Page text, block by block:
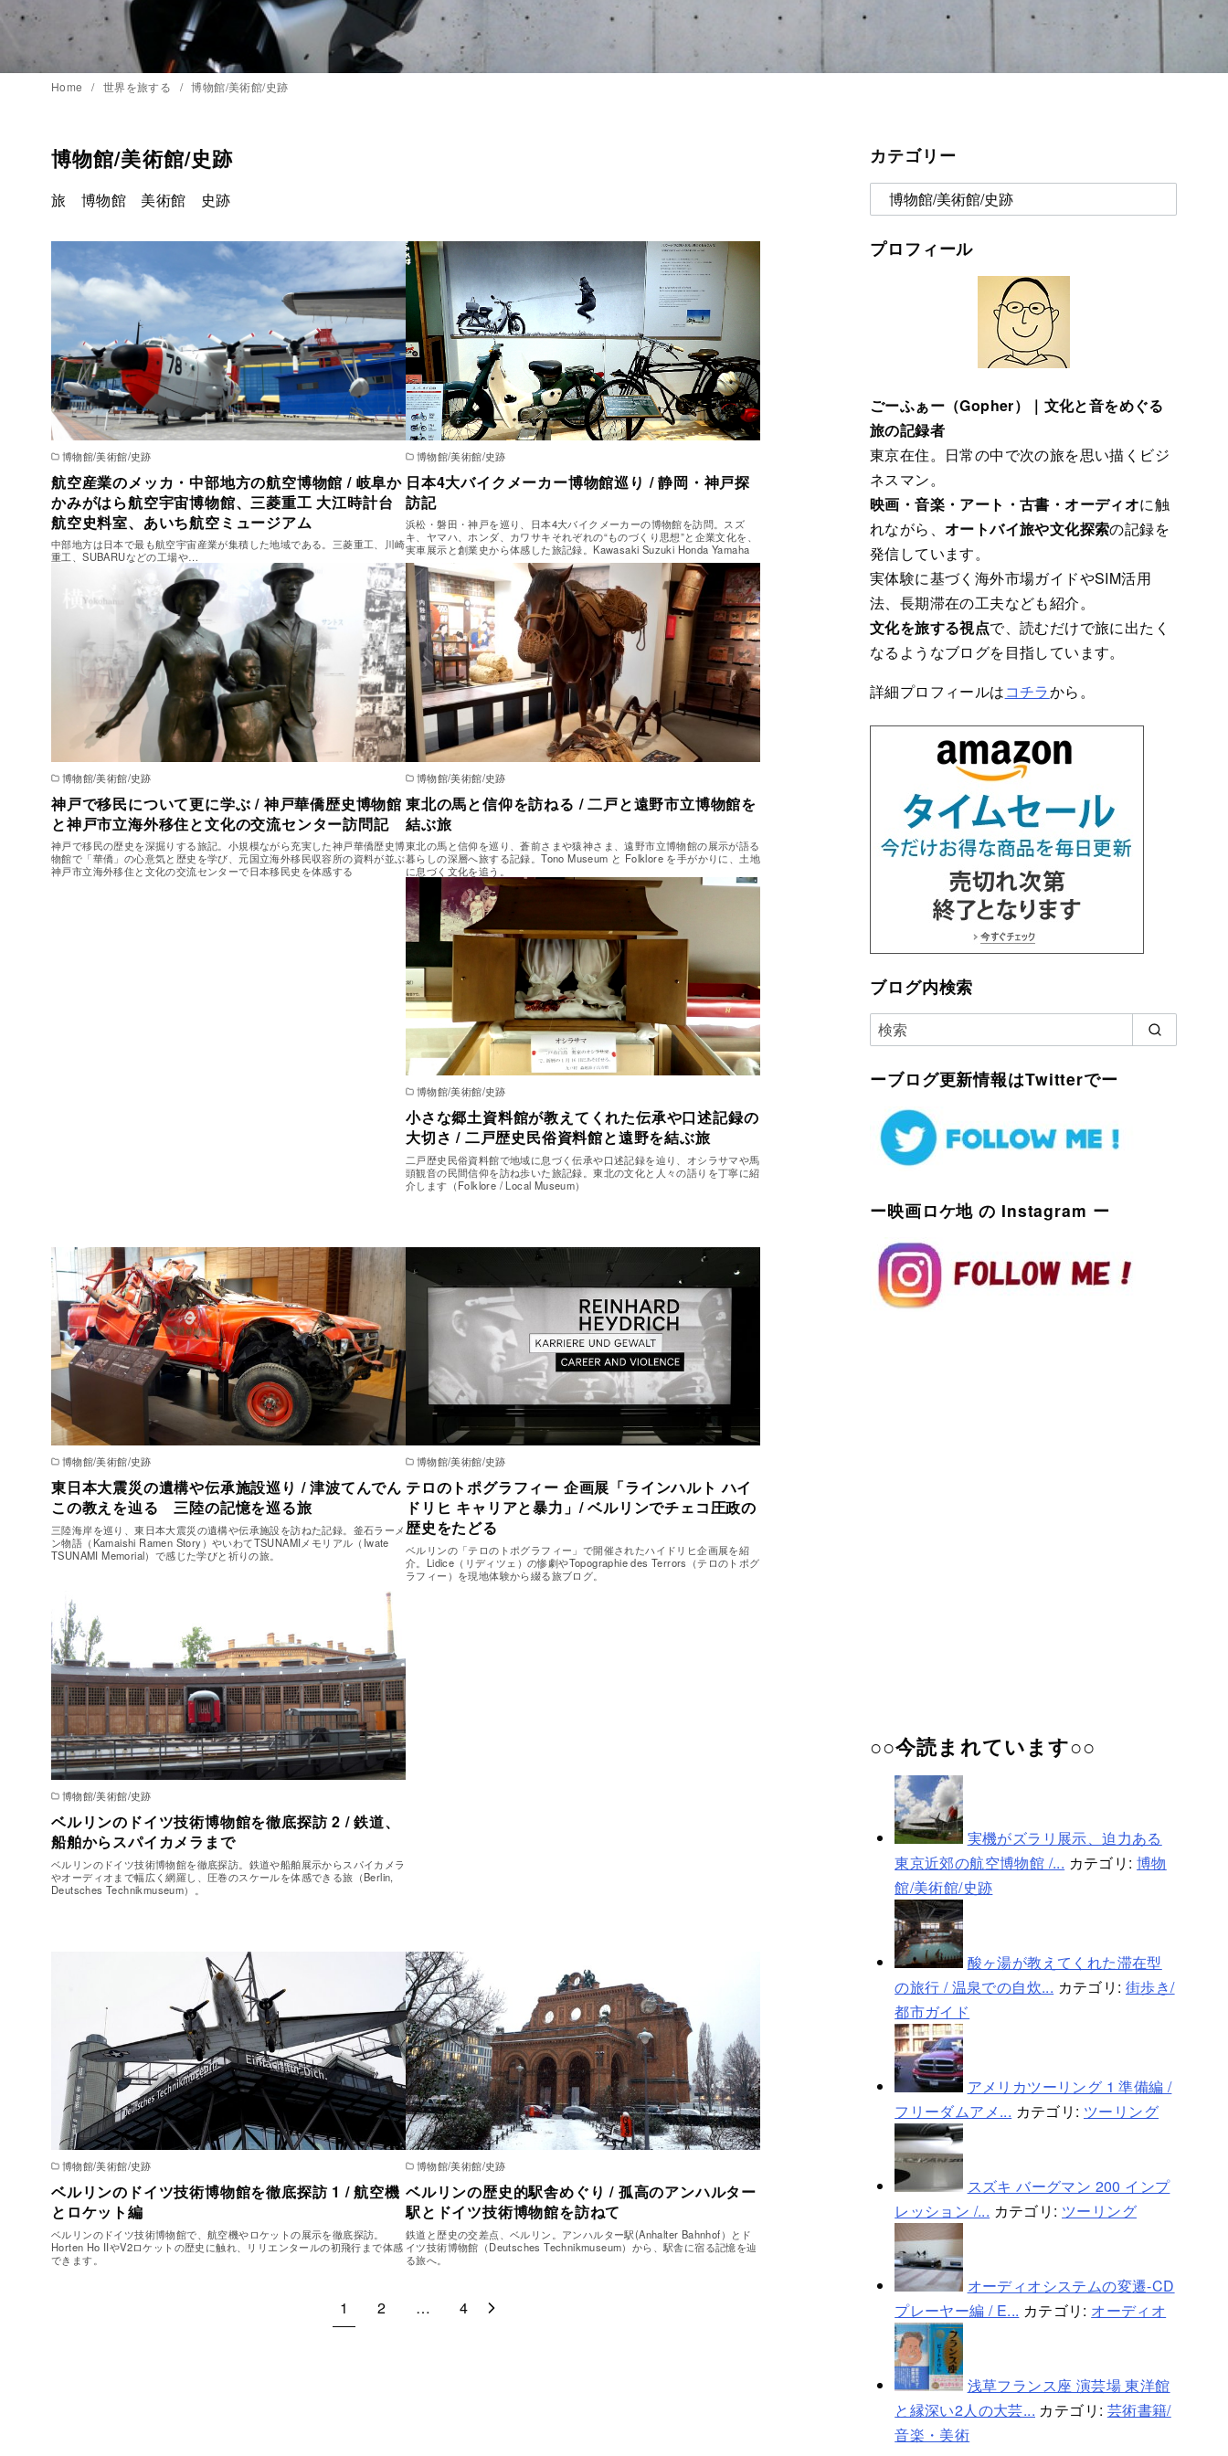
Home 世界を旅する 博物館/美術館/史跡
博物館/美術館/史跡
旅 博物館 美術館 史跡
博物館/美術館/史跡
航空産業のメッカ・中部地方の航空博物館 / 岐阜か
かみがはら航空宇宙博物館、三菱重工 大江時計台
航空史料室、あいち航空ミュージアム
中部地方は日本で最も航空宇宙産業が集積した地域である。三菱重工、川崎
重工、SUBARUなどの工場や…
博物館/美術館/史跡
日本4大バイクメーカー博物館巡り / 静岡・神戸探
訪記
浜松・磐田・神戸を巡り、日本4大バイクメーカーの博物館を訪問。スズ
キ、ヤマハ、ホンダ、カワサキそれぞれの“ものづくり思想”と企業文化を、
実車展示と創業史から体感した旅記録。Kawasaki Suzuki Honda Yamaha
博物館/美術館/史跡
神戸で移民について更に学ぶ / 神戸華僑歴史博物館
と神戸市立海外移住と文化の交流センター訪問記
神戸で移民の歴史を深掘りする旅記。小規模ながら充実した神戸華僑歴史博
物館で「華僑」の心意気と歴史を学び、元国立海外移民収容所の資料が並ぶ
神戸市立海外移住と文化の交流センターで日本移民史を体感する
博物館/美術館/史跡
東北の馬と信仰を訪ねる / 二戸と遠野市立博物館を
結ぶ旅
東北の馬と信仰を巡り、蒼前さまや猿神さま、遠野市立博物館の展示が語る
暮らしの深層へ旅する記録。Tono Museum と Folklore を手がかりに、土地
に息づく文化を追う。
博物館/美術館/史跡
小さな郷土資料館が教えてくれた伝承や口述記録の
大切さ / 二戸歴史民俗資料館と遠野を結ぶ旅
二戸歴史民俗資料館で地域に息づく伝承や口述記録を辿り、オシラサマや馬
頭観音の民間信仰を訪ね歩いた旅記録。東北の文化と人々の語りを丁寧に紹
介します（Folklore / Local Museum）
博物館/美術館/史跡
東日本大震災の遺構や伝承施設巡り / 津波てんでん
この教えを辿る 三陸の記憶を巡る旅
三陸海岸を巡り、東日本大震災の遺構や伝承施設を訪ねた記録。釜石ラーメ
ン物語（Kamaishi Ramen Story）やいわてTSUNAMIメモリアル（Iwate
TSUNAMI Memorial）で感じた学びと祈りの旅。
博物館/美術館/史跡
テロのトポグラフィー 企画展「ラインハルト ハイ
ドリヒ キャリアと暴力」/ ベルリンでチェコ圧政の
歴史をたどる
ベルリンの「テロのトポグラフィー」で開催されたハイドリヒ企画展を紹
介。Lidice（リディツェ）の惨劇やTopographie des Terrors（テロのトポグ
ラフィー）を現地体験から綴る旅ブログ。
博物館/美術館/史跡
ベルリンのドイツ技術博物館を徹底探訪 2 / 鉄道、
船舶からスパイカメラまで
ベルリンのドイツ技術博物館を徹底探訪。鉄道や船舶展示からスパイカメラ
やオーディオまで幅広く網羅し、圧巻のスケールを体感できる旅（Berlin,
Deutsches Technikmuseum）。
博物館/美術館/史跡
ベルリンのドイツ技術博物館を徹底探訪 1 / 航空機
とロケット編
ベルリンのドイツ技術博物館で、航空機やロケットの展示を徹底探訪。
Horten Ho IIやV2ロケットの歴史に触れ、リリエンタールの初飛行まで体感
できます。
博物館/美術館/史跡
ベルリンの歴史的駅舎めぐり / 孤高のアンハルター
駅とドイツ技術博物館を訪ねて
鉄道と歴史の交差点、ベルリン。アンハルター駅(Anhalter Bahnhof）とド
イツ技術博物館（Deutsches Technikmuseum）から、駅舎に宿る記憶を辿
る旅へ。
1 2 … 4
カテゴリー
テ
ゴ
プロフィール
ごーふぁー（Gopher）｜文化と音をめぐる
旅の記録者
東京在住。日常の中で次の旅を思い描くビジ
ネスマン。
映画・音楽・アート・古書・オーディオに触
れながら、 オートバイ旅や文化探索の記録を
発信しています。
実体験に基づく海外市場ガイドやSIM活用
法、長期滞在の工夫なども紹介。
文化を旅する視点で、読むだけで旅に出たく
なるようなブログを目指しています。
詳細プロフィールはコチラから。
ブログ内検索
ーブログ更新情報はTwitterでー
ー映画ロケ地 の Instagram ー
○○今読まれています○○
実機がズラリ展示、迫力ある
東京近郊の航空博物館 /... カテゴリ: 博物
館/美術館/史跡
酸ヶ湯が教えてくれた滞在型
の旅行 / 温泉での自炊... カテゴリ: 街歩き/
都市ガイド
アメリカツーリング 1 準備編 /
フリーダムアメ... カテゴリ: ツーリング
スズキ バーグマン 200 インプ
レッション /... カテゴリ: ツーリング
オーディオシステムの変遷-CD
プレーヤー編 / E... カテゴリ: オーディオ
浅草フランス座 演芸場 東洋館
と縁深い2人の大芸... カテゴリ: 芸術書籍/
音楽・美術